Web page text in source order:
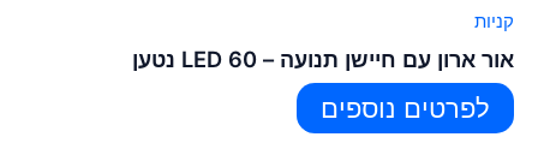
קניות
אור ארון עם חיישן תנועה – 60 LED נטען
לפרטים נוספים